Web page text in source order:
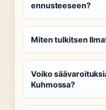
ennusteeseen?
Miten tulkitsen
Voiko
Kuhmossa?